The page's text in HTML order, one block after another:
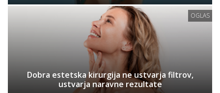
OGLAS
Dobra estetska kirurgija ne ustvarja filtrov,
ustvarja naravne rezultate